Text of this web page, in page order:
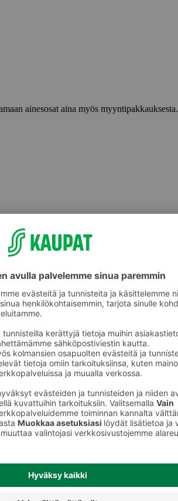
ainesosat aina myös myyntipakkauksesta.